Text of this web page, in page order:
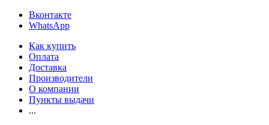
Вконтакте
WhatsApp
Как купить
Оплата
Доставка
Производители
О компании
Пункты выдачи
...